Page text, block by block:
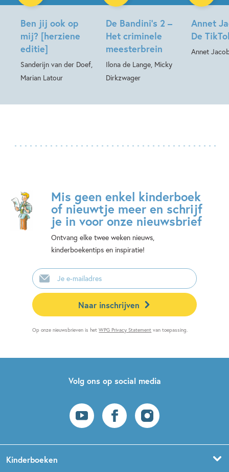
Ben jij ook op
mij? [herziene
editie]
Sanderijn van der Doef,
Marian Latour
De Bandini’s 2 –
Het criminele
meesterbrein
Ilona de Lange, Micky
Dirkzwager
Annet
De
Annet
Mis geen enkel kinderboek
of nieuwtje meer en schrijf
je in voor onze nieuwsbrief
Ontvang elke twee weken nieuws,
kinderboekentips en inspiratie!
E-
mailadres
Naar inschrijven
Op onze nieuwsbrieven is hetWPG Privacy Statement van toepassing.
Volg ons op social media
Kinderboeken